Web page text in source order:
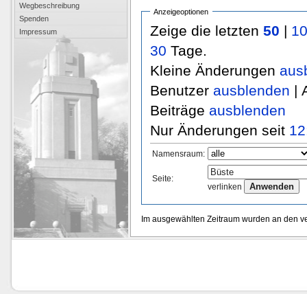
Wegbeschreibung
Spenden
Impressum
Anzeigeoptionen
Zeige die letzten 50
30 Tage.
Kleine Änderungen
Benutzer ausblenden |
Beiträge ausblenden
Nur Änderungen seit
Namensraum:
Seite:
verlinken
Im ausgewählten Zeitraum wurden an den